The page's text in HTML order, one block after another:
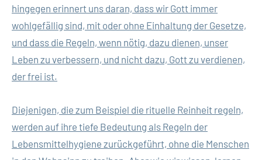
hingegen erinnert uns daran, dass wir Gott immer
wohlgefällig sind, mit oder ohne Einhaltung der Gesetze,
und dass die Regeln, wenn nötig, dazu dienen, unser
Leben zu verbessern, und nicht dazu, Gott zu verdienen,
der frei ist.
Diejenigen, die zum Beispiel die rituelle Reinheit regeln,
werden auf ihre tiefe Bedeutung als Regeln der
Lebensmittelhygiene zurückgeführt, ohne die Menschen